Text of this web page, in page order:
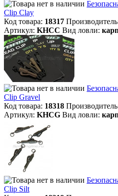
Clip Clay
Код товара: 18317
Артикул: KHCC Вид ловли:
Clip Gravel
Код товара: 18318
Артикул: KHCG Вид ловли:
Clip Silt